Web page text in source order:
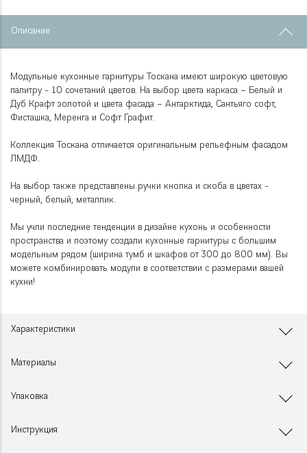
Описание
Модульные кухонные гарнитуры Тоскана имеют широкую цветовую
палитру - 10 сочетаний цветов. На выбор цвета каркаса – Белый и
Дуб Крафт золотой и цвета фасада – Антарктида, Сантьяго софт,
Фисташка, Меренга и Софт Графит.
Коллекция Тоскана отличается оригинальным рельефным фасадом
ЛМДФ.
На выбор также представлены ручки кнопка и скоба в цветах -
черный, белый, металлик.
Мы учли последние тенденции в дизайне кухонь и особенности
пространства и поэтому создали кухонные гарнитуры с большим
модельным рядом (ширина тумб и шкафов от 300 до 800 мм). Вы
можете комбинировать модули в соответствии с размерами вашей
кухни!
Характеристики
Материалы
Упаковка
Инструкция